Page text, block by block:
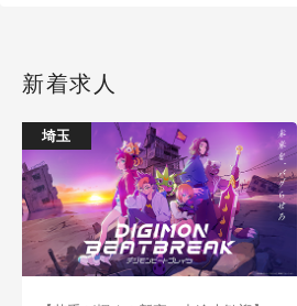
新着求人
埼玉